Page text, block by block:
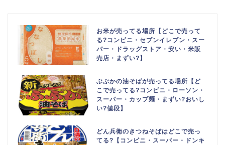
お米が売ってる場所【どこで売って
る?コンビニ・セブンイレブン・スー
パー・ドラッグストア・安い・米販
売店・まずい?】
ぶぶかの油そばが売ってる場所【ど
こで売ってる?コンビニ・ローソン・
スーパー・カップ麺・まずい?おいし
い?値段】
どん兵衛のきつねそばはどこで売っ
てる?【コンビニ・スーパー・ドンキ